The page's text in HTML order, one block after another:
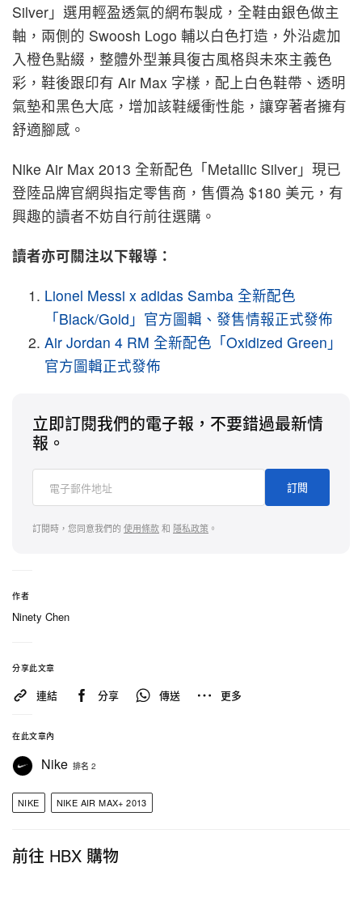
Silver」選用輕盈透氣的網布製成，全鞋由銀色做主
軸，兩側的 Swoosh Logo 輔以白色打造，外沿處加
入橙色點綴，整體外型兼具復古風格與未來主義色
彩，鞋後跟印有 Air Max 字樣，配上白色鞋帶、透明
氣墊和黑色大底，增加該鞋緩衝性能，讓穿著者擁有
舒適腳感。
Nike Air Max 2013 全新配色「Metallic Silver」現已
登陸品牌官網與指定零售商，售價為 $180 美元，有
興趣的讀者不妨自行前往選購。
讀者亦可關注以下報導：
Lionel Messi x adidas Samba 全新配色
「Black/Gold」官方圖輯、發售情報正式發佈
Air Jordan 4 RM 全新配色「Oxidized Green」
官方圖輯正式發佈
立即訂閱我們的電子報，不要錯過最新情
報。
訂閱
訂閱時，您同意我們的 使用條款和 隱私政策 。
作者
Ninety Chen
分享此文章
連結 分享 傳送 更多
在此文章內
Nike 排名 2
NIKE NIKE AIR MAX+ 2013
前往 HBX 購物